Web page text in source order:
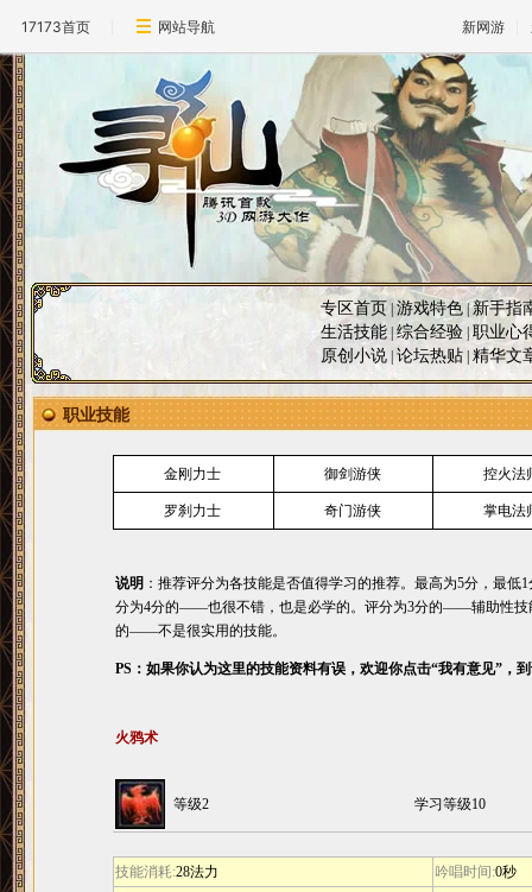
17173首页 网站导航 新网游
专区首页 |游戏特色 |新手指
生活技能|综合经验 职业心
原创小说 论坛热贴 精华文
职业技能
金刚力士 御剑游侠 控火法
罗刹力士 奇门游侠 掌电法
说明 ：推荐评分为各技能是否值得学习的推荐。最高为5分，最
分为4分的――也很不错，也是必学的。评分为3分的――辅助性技
的――不是很实用的技能。
PS：如果你认为这里的技能资料有误，欢迎你点击“我有意见”，
火鸦术
等级2 学习等级10
技能消耗:28法力 吟唱时间:0秒